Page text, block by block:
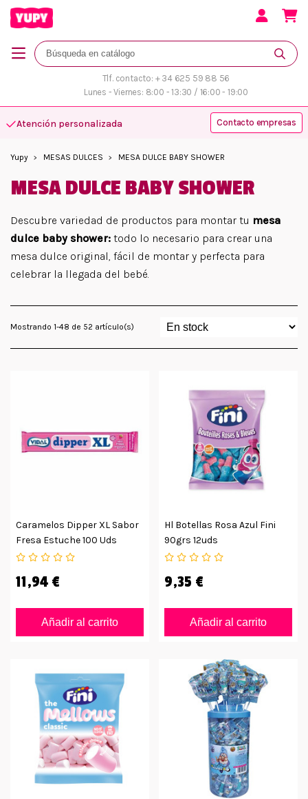
Tlf. contacto: + 34 625 59 88 56
Lunes - Viernes: 8:00 - 13:30 / 16:00 - 19:00
Atención personalizada Contacto empresas
Yupy MESAS DULCES MESA DULCE BABY SHOWER
MESA DULCE BABY SHOWER
Descubre variedad de productos para montar tu mesa
dulce baby shower: todo lo necesario para crear una
mesa dulce original, fácil de montar y perfecta para
celebrar la llegada del bebé.
Mostrando 1-48 de 52 artículo(s)
Caramelos Dipper XL Sabor
Fresa Estuche 100 Uds
11,94 €
Añadir al carrito
Hl Botellas Rosa Azul Fini
90grs 12uds
9,35 €
Añadir al carrito